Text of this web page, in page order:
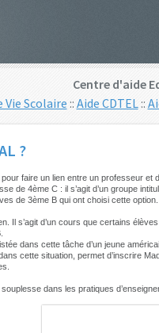
Centre d'aide
Vie Scolaire :: Aide CDTEL::
?
pour faire un lien entre un professeur et
de 4ème C : il s’agit d’un groupe
de 3ème B qui ont choisi cette
Il s’agit d’un cours que certains
dans cette tâche d’un jeune
cette situation, permet d’inscrire
dans les pratiques